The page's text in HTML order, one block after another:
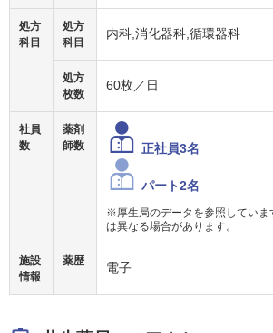
処方
科目
処方
科目
内科,消化器科,循環器科
処方
枚数
60枚／日
社員
数
薬剤
師数
正社員3名
パート2名
※厚生局のデータを参照していま
は異なる場合があります。
施設
情報
薬歴 電子